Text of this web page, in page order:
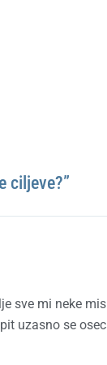
ciljeve?”
sve mi neke
uzasno se